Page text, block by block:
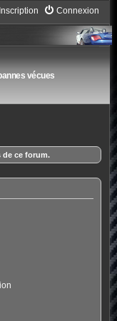
Connexion
Inscription
vécues
de ce forum.